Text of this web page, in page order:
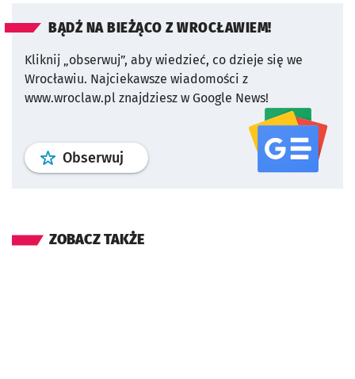
BĄDŹ NA BIEŻĄCO Z WROCŁAWIEM!
Kliknij „obserwuj”, aby wiedzieć, co dzieje się we
Wrocławiu. Najciekawsze wiadomości z
www.wroclaw.pl znajdziesz w Google News!
Obserwuj profil serwisu
ZOBACZ TAKŻE